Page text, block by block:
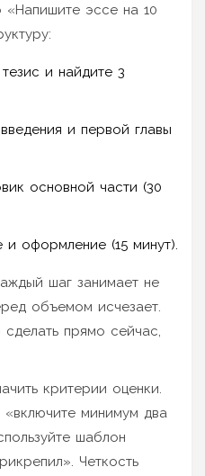
«Напишите эссе на 10
и найдите 3
и первой главы
основной части (30
и оформление (15 минут).
шаг занимает не
объемом исчезает.
прямо сейчас,
критерии оценки.
минимум два
шаблон
Четкость